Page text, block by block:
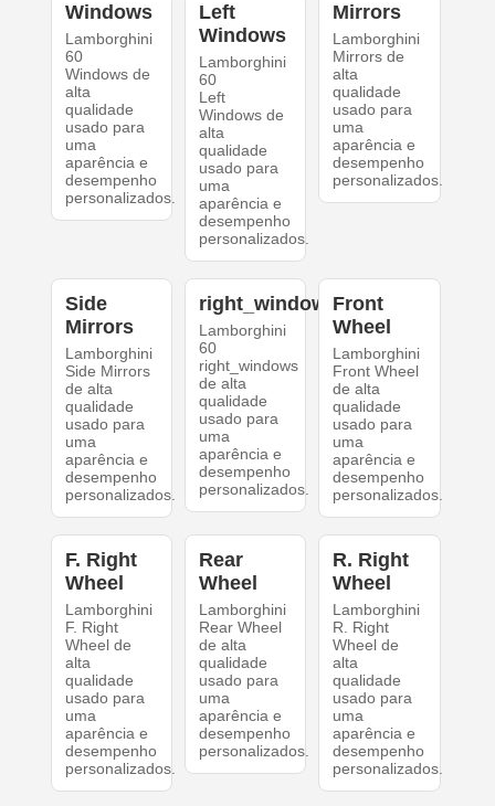
Windows
Lamborghini
60
Windows de
alta
qualidade
usado para
uma
aparência e
desempenho
personalizados.
Left
Windows
Lamborghini
60
Left
Windows de
alta
qualidade
usado para
uma
aparência e
desempenho
personalizados.
Mirrors
Lamborghini
Mirrors de
alta
qualidade
usado para
uma
aparência e
desempenho
personalizados.
Side
Mirrors
Lamborghini
Side Mirrors
de alta
qualidade
usado para
uma
aparência e
desempenho
personalizados.
right_windows
Lamborghini
60
right_windows
de alta
qualidade
usado para
uma
aparência e
desempenho
personalizados.
Front
Wheel
Lamborghini
Front Wheel
de alta
qualidade
usado para
uma
aparência e
desempenho
personalizados.
F. Right
Wheel
Lamborghini
F. Right
Wheel de
alta
qualidade
usado para
uma
aparência e
desempenho
personalizados.
Rear
Wheel
Lamborghini
Rear Wheel
de alta
qualidade
usado para
uma
aparência e
desempenho
personalizados.
R. Right
Wheel
Lamborghini
R. Right
Wheel de
alta
qualidade
usado para
uma
aparência e
desempenho
personalizados.